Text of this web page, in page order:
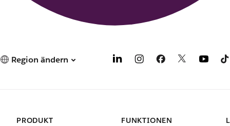
Region ändern
PRODUKT
FUNKTIONEN